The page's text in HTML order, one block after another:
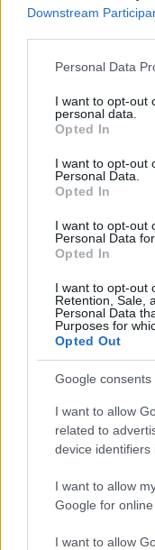
Downstream
Please note that this
not limited to your
grant or deny
use your data for
consent section.
Personal Data
I want to opt-out
personal data.
Opted In
I want to opt-out
Personal Data.
Opted In
I want to opt-out
Personal Data
Opted In
I want to opt-out
Retention, Sale,
Personal Data
Purposes for
Opted Out
Google consents
I want to allow
related to
device identifiers
I want to allow
Google for
I want to allow
AUTORE
tecnici
alle prove
cronaca'
debutto